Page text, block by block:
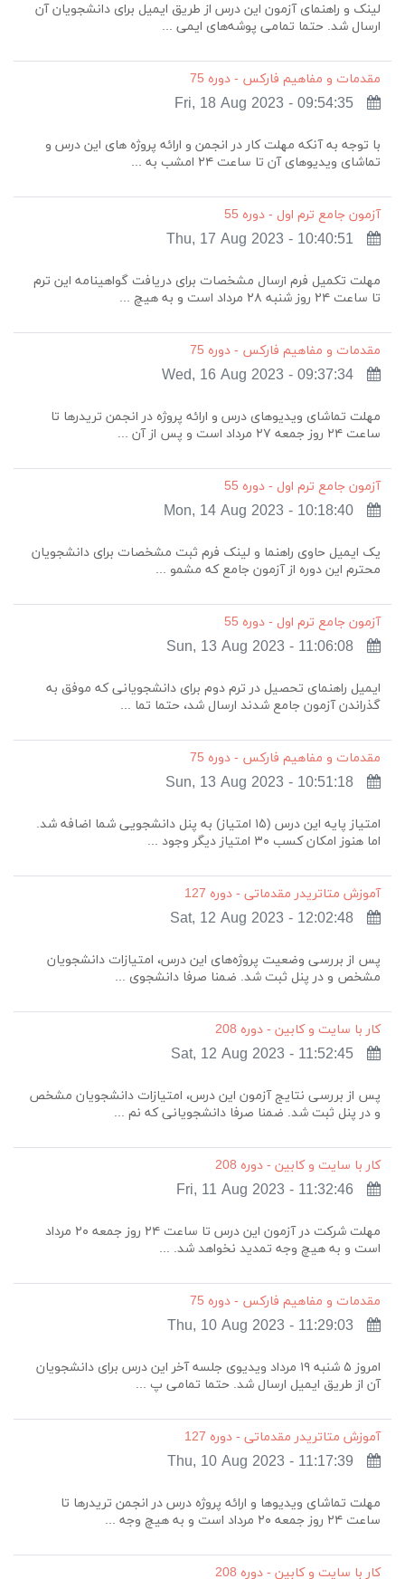
لینک و راهنمای آزمون این درس از طریق ایمیل برای دانشجویان آن
ارسال شد. حتما تمامی پوشه‌های ایمی ...
مقدمات و مفاهیم فارکس - دوره 75
Fri, 18 Aug 2023 - 09:54:35
با توجه به آنکه مهلت کار در انجمن و ارائه پروژه های این درس و
تماشای ویدیوهای آن تا ساعت ۲۴ امشب به ...
آزمون جامع ترم اول - دوره 55
مهلت تکمیل فرم ارسال مشخصات برای دریافت گواهینامه این ترم
تا ساعت ۲۴ روز شنبه ۲۸ مرداد است و به هیچ ...
مقدمات و مفاهیم فارکس - دوره 75
Wed, 16 Aug 2023 - 09:37:34
مهلت تماشای ویدیوهای درس و ارائه پروژه در انجمن تریدرها تا
ساعت ۲۴ روز جمعه ۲۷ مرداد است و پس از آن ...
آزمون جامع ترم اول - دوره 55
Mon, 14 Aug 2023 - 10:18:40
یک ایمیل حاوی راهنما و لینک فرم ثبت مشخصات برای دانشجویان
محترم این دوره از آزمون‌ جامع که مشمو ...
آزمون جامع ترم اول - دوره 55
Sun, 13 Aug 2023 - 11:06:08
ایمیل راهنمای تحصیل در ترم دوم برای دانشجویانی که موفق به
گذراندن آزمون جامع شدند ارسال شد، حتما تما ...
مقدمات و مفاهیم فارکس - دوره 75
Sun, 13 Aug 2023 - 10:51:18
امتیاز پایه این درس (۱۵ امتیاز) به پنل دانشجویی شما اضافه شد.
اما هنوز امکان کسب ۳۰ امتیاز دیگر وجود ...
آموزش متاتریدر مقدماتی - دوره 127
Sat, 12 Aug 2023 - 12:02:48
پس از بررسی وضعیت پروژه‌های این درس، امتیازات دانشجویان
مشخص و در پنل ثبت شد. ضمنا صرفا دانشجوی ...
کار با سایت و کابین - دوره 208
Sat, 12 Aug 2023 - 11:52:45
پس از بررسی نتایج آزمون این درس، امتیازات دانشجویان مشخص
و در پنل ثبت شد. ضمنا صرفا دانشجویانی که نم ...
کار با سایت و کابین - دوره 208
مهلت شرکت در آزمون این درس تا ساعت ۲۴ روز جمعه ۲۰ مرداد
است و به هیچ وجه تمدید نخواهد شد. ...
مقدمات و مفاهیم فارکس - دوره 75
امروز ۵ شنبه ۱۹ مرداد ویدیوی جلسه آخر این درس برای دانشجویان
آن از طریق ایمیل ارسال شد. حتما تمامی پ ...
آموزش متاتریدر مقدماتی - دوره 127
مهلت تماشای ویدیوها و ارائه پروژه درس در انجمن تریدرها تا
ساعت ۲۴ روز جمعه ۲۰ مرداد است و به هیچ وجه ...
کار با سایت و کابین - دوره 208